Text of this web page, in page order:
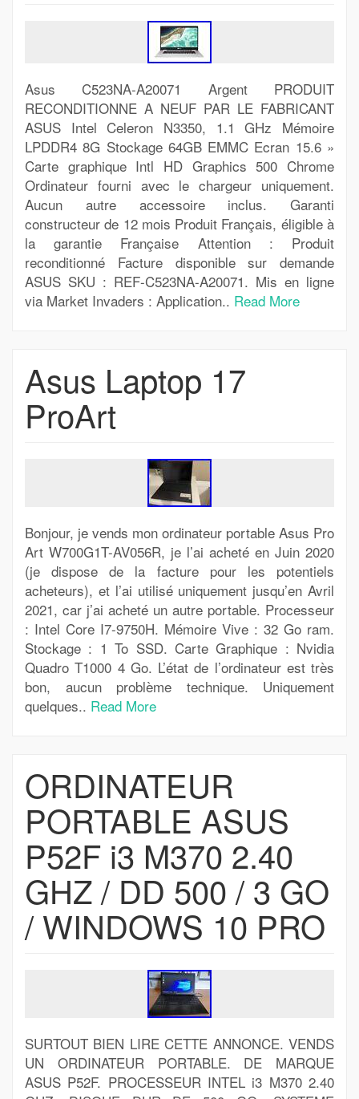
Asus C523NA-A20071 Argent PRODUIT
RECONDITIONNE A NEUF PAR LE FABRICANT
ASUS Intel Celeron N3350, 1.1 GHz Mémoire
LPDDR4 8G Stockage 64GB EMMC Ecran 15.6 »
Carte graphique Intl HD Graphics 500 Chrome
Ordinateur fourni avec le chargeur uniquement.
Aucun autre accessoire inclus. Garanti
constructeur de 12 mois Produit Français, éligible à
la garantie Française Attention : Produit
reconditionné Facture disponible sur demande
ASUS SKU : REF-C523NA-A20071. Mis en ligne
via Market Invaders : Application.. Read More
Asus Laptop 17
ProArt
Bonjour, je vends mon ordinateur portable Asus Pro
Art W700G1T-AV056R, je l’ai acheté en Juin 2020
(je dispose de la facture pour les potentiels
acheteurs), et l’ai utilisé uniquement jusqu’en Avril
2021, car j’ai acheté un autre portable. Processeur
: Intel Core I7-9750H. Mémoire Vive : 32 Go ram.
Stockage : 1 To SSD. Carte Graphique : Nvidia
Quadro T1000 4 Go. L’état de l’ordinateur est très
bon, aucun problème technique. Uniquement
quelques.. Read More
ORDINATEUR
PORTABLE ASUS
P52F i3 M370 2.40
GHZ / DD 500 / 3 GO
/ WINDOWS 10 PRO
SURTOUT BIEN LIRE CETTE ANNONCE. VENDS
UN ORDINATEUR PORTABLE. DE MARQUE
ASUS P52F. PROCESSEUR INTEL i3 M370 2.40